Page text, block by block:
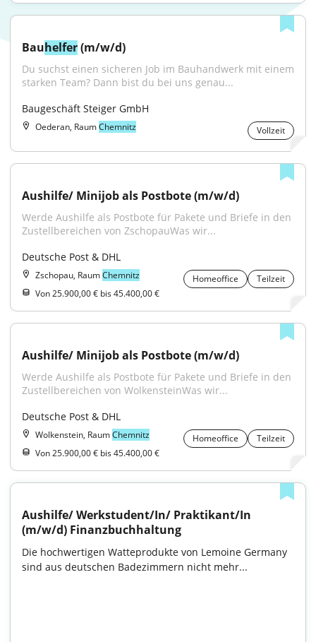
Bauhelfer (m/w/d)
Du suchst einen sicheren Job im Bauhandwerk mit einem
starken Team? Dann bist du bei uns genau...
Baugeschäft Steiger GmbH
Oederan, RaumChemnitz Vollzeit
Aushilfe/ Minijob als Postbote (m/w/d)
Werde Aushilfe als Postbote für Pakete und Briefe in den
Zustellbereichen von ZschopauWas wir...
Deutsche Post & DHL
Zschopau, RaumChemnitz Homeoffice
Teilzeit
Von 25.900,00 € bis 45.400,00 €
Aushilfe/ Minijob als Postbote (m/w/d)
Werde Aushilfe als Postbote für Pakete und Briefe in den
Zustellbereichen von WolkensteinWas wir...
Deutsche Post & DHL
Wolkenstein, RaumChemnitz Homeoffice
Teilzeit
Von 25.900,00 € bis 45.400,00 €
Aushilfe/ Werkstudent/In/ Praktikant/In
(m/w/d) Finanzbuchhaltung
Die hochwertigen Watteprodukte von Lemoine Germany
sind aus deutschen Badezimmern nicht mehr...